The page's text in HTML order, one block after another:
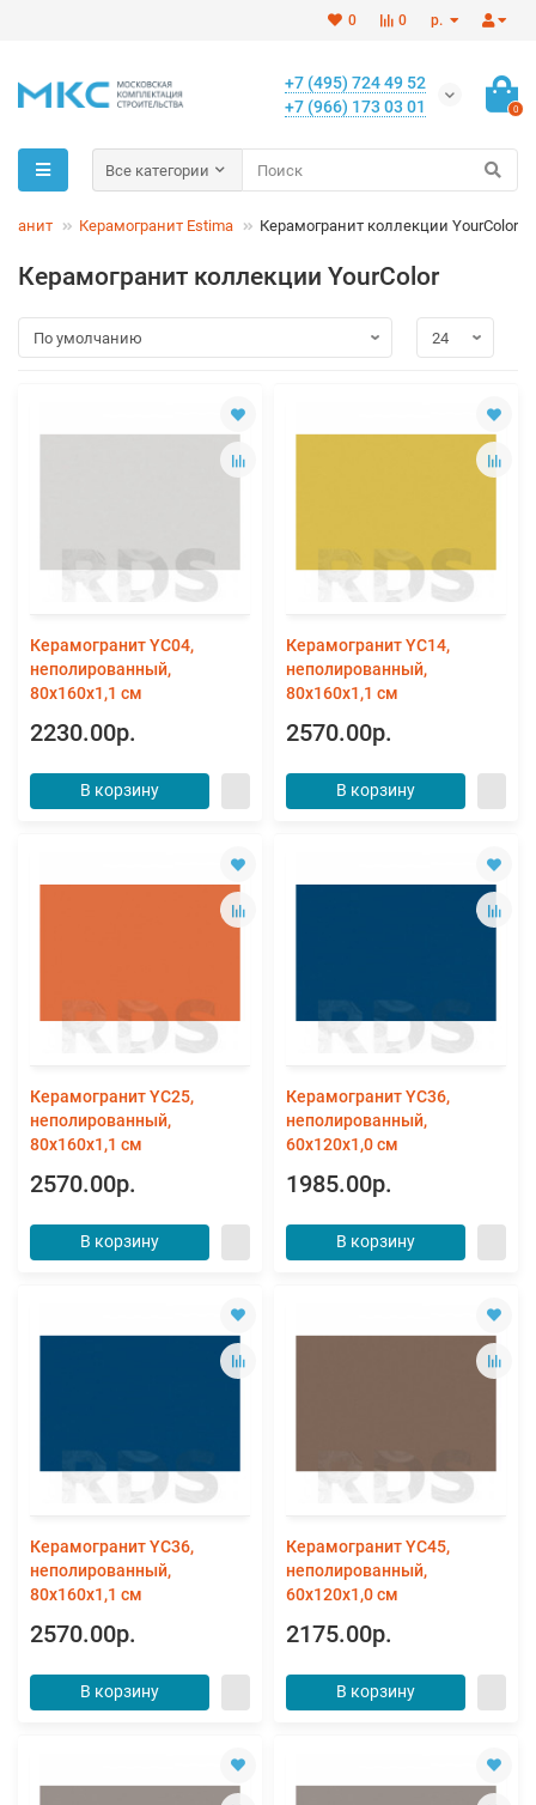
р.
0
0
+7 (495) 724 49 52
+7 (966) 173 03 01
0
Все категории
Керамогранит Estima Керамогранит коллекции YourColor
Керамогранит коллекции YourColor
Керамогранит YC04,
неполированный,
80x160x1,1 см
2230.00р.
В корзину
Керамогранит YC14,
неполированный,
80x160x1,1 см
2570.00р.
В корзину
Керамогранит YC25,
неполированный,
80x160x1,1 см
2570.00р.
В корзину
Керамогранит YC36,
неполированный,
60x120x1,0 см
1985.00р.
В корзину
Керамогранит YC36,
неполированный,
80x160x1,1 см
2570.00р.
В корзину
Керамогранит YC45,
неполированный,
60x120x1,0 см
2175.00р.
В корзину